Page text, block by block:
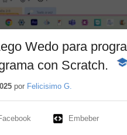
Wedo para
con Scratch.
-
por Felicisimo G.
Embeber